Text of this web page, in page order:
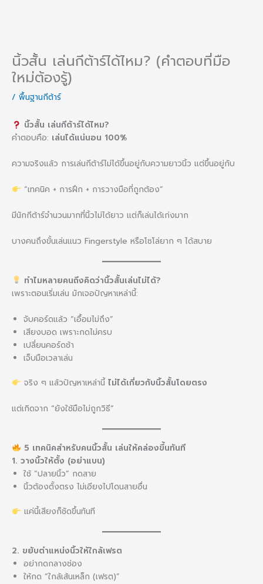
นิ้วสั้น เล่นกีต้าร์ได้ไหม? (คำตอบที่มือ
ใหม่ต้องรู้)
/ พื้นฐานกีต้าร์
นิ้วสั้น เล่นกีต้าร์ได้ไหม?
คำตอบคือ: เล่นได้แน่นอน 100%
ความจริงแล้ว การเล่นกีต้าร์ไม่ได้ขึ้นอยู่กับความยาวนิ้ว แต่ขึ้นอยู่กับ
“เทคนิค + การฝึก + การวางมือที่ถูกต้อง”
มีนักกีต้าร์จำนวนมากที่นิ้วไม่ได้ยาว แต่ก็เล่นได้เก่งมาก
บางคนถึงขั้นเล่นแนว Fingerstyle หรือโซโล่ยาก ๆ ได้สบาย
ทำไมหลายคนถึงคิดว่านิ้วสั้นเล่นไม่ได้?
เพราะตอนเริ่มเล่น มักเจอปัญหาเหล่านี้:
จับคอร์ดแล้ว “เอื้อมไม่ถึง”
เสียงบอด เพราะกดไม่ครบ
เปลี่ยนคอร์ดช้า
เจ็บมือเวลาเล่น
จริง ๆ แล้วปัญหาเหล่านี้ ไม่ได้เกี่ยวกับนิ้วสั้นโดยตรง
แต่เกิดจาก “ยังใช้มือไม่ถูกวิธี”
5 เทคนิคสำหรับคนนิ้วสั้น เล่นให้คล่องขึ้นทันที
1. วางนิ้วให้ตั้ง (อย่าแบน)
ใช้ “ปลายนิ้ว” กดสาย
นิ้วต้องตั้งตรง ไม่เอียงไปโดนสายอื่น
แค่นี้เสียงก็ชัดขึ้นทันที
2. ขยับตำแหน่งนิ้วให้ใกล้เฟรต
อย่ากดกลางช่อง
ให้กด “ใกล้เส้นเหล็ก (เฟรต)”